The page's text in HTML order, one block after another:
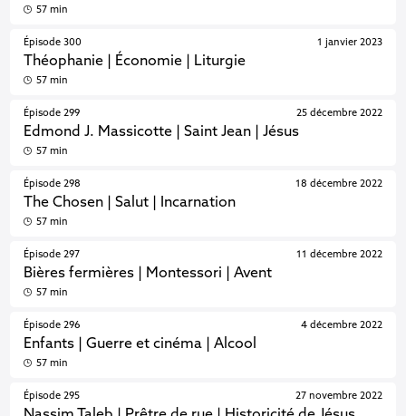
57 min
Épisode 300
Théophanie | Économie | Liturgie
1 janvier 2023
57 min
Épisode 299
Edmond J. Massicotte | Saint Jean | Jésus
25 décembre 2022
57 min
Épisode 298
The Chosen | Salut | Incarnation
18 décembre 2022
57 min
Épisode 297
Bières fermières | Montessori | Avent
11 décembre 2022
57 min
Épisode 296
Enfants | Guerre et cinéma | Alcool
4 décembre 2022
57 min
Épisode 295 27 novembre 2022